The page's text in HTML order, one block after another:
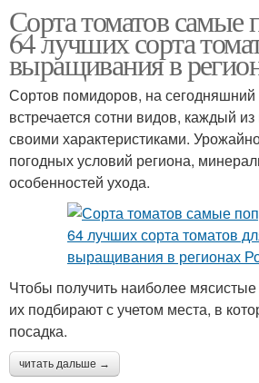
ленинградской области
Ранние томаты
Сорта томатов самые
64 лучших сорта
выращивания в
Сортов помидоров, на
встречается сотни видов, каждый
своими характеристиками.
погодных условий региона,
особенностей ухода.
Чтобы получить наиболее
их подбирают с учетом места, в
посадка.
читать дальше →